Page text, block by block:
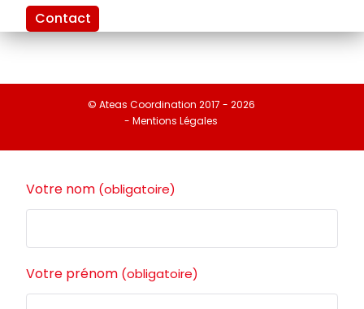
Contact
© Ateas Coordination 2017 - 2026
- Mentions Légales
Votre nom (obligatoire)
Votre prénom (obligatoire)